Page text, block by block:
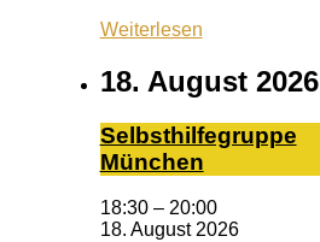
Weiterlesen
18. August 2026
Selbst­hil­fe­grup­pe
Mün­chen
18:30 – 20:00
18. August 2026